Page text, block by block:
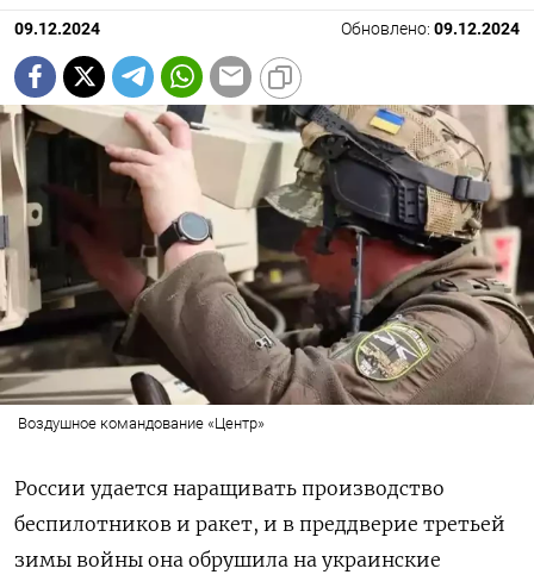
09.12.2024 Обновлено: 09.12.2024
Воздушное командование «Центр»
России удается наращивать производство
беспилотников и ракет, и в преддверие третьей
зимы войны она обрушила на украинские